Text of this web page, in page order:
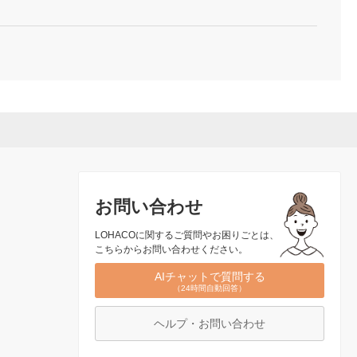
お問い合わせ
LOHACOに関するご質問やお困りごとは、
こちらからお問い合わせください。
AIチャットで質問する
（24時間自動回答）
ヘルプ・お問い合わせ